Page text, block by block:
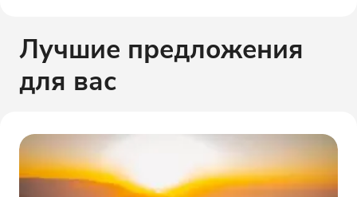
Лучшие предложения
для вас